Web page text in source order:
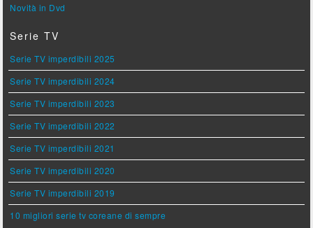
Novità in Dvd
Serie TV
Serie TV imperdibili 2025
Serie TV imperdibili 2024
Serie TV imperdibili 2023
Serie TV imperdibili 2022
Serie TV imperdibili 2021
Serie TV imperdibili 2020
Serie TV imperdibili 2019
10 migliori serie tv coreane di sempre